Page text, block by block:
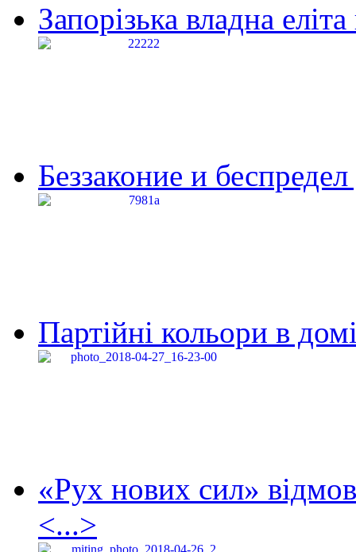
Запорізька владна
Беззаконие и
Партійні кольори в
«Рух нових сил»
<...>